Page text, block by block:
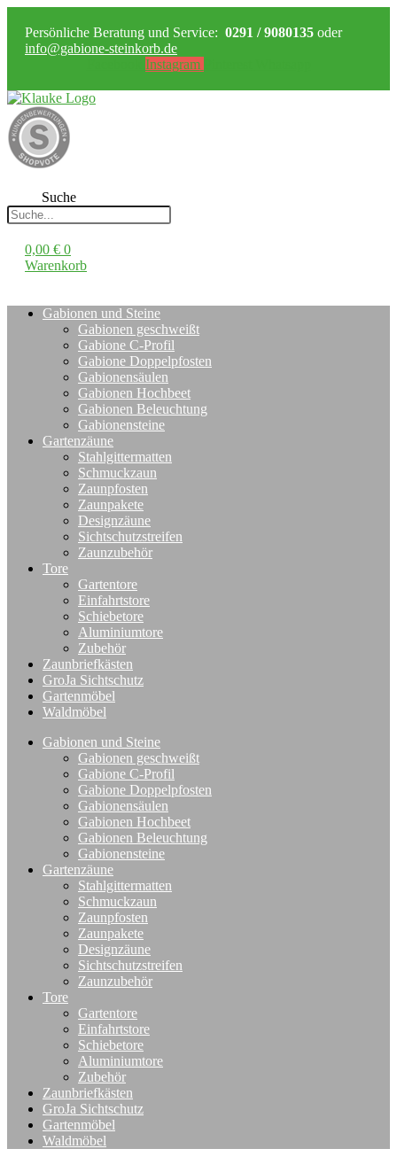
Persönliche Beratung und Service: 0291 / 9080135 oder
info@gabione-steinkorb.de
Instagram
Suche
0,00 € 0
Warenkorb
Gabionen und Steine
Gabionen geschweißt
Gabione C-Profil
Gabione Doppelpfosten
Gabionensäulen
Gabionen Hochbeet
Gabionen Beleuchtung
Gabionensteine
Gartenzäune
Stahlgittermatten
Schmuckzaun
Zaunpfosten
Zaunpakete
Designzäune
Sichtschutzstreifen
Zaunzubehör
Tore
Gartentore
Einfahrtstore
Schiebetore
Aluminiumtore
Zubehör
Zaunbriefkästen
GroJa Sichtschutz
Gartenmöbel
Waldmöbel
Gabionen und Steine
Gabionen geschweißt
Gabione C-Profil
Gabione Doppelpfosten
Gabionensäulen
Gabionen Hochbeet
Gabionen Beleuchtung
Gabionensteine
Gartenzäune
Stahlgittermatten
Schmuckzaun
Zaunpfosten
Zaunpakete
Designzäune
Sichtschutzstreifen
Zaunzubehör
Tore
Gartentore
Einfahrtstore
Schiebetore
Aluminiumtore
Zubehör
Zaunbriefkästen
GroJa Sichtschutz
Gartenmöbel
Waldmöbel